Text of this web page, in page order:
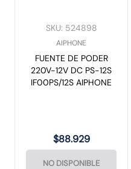
SKU: 524898
AIPHONE
FUENTE DE PODER
220V-12V DC PS-12S
IF00PS/12S AIPHONE
$88.929
NO DISPONIBLE